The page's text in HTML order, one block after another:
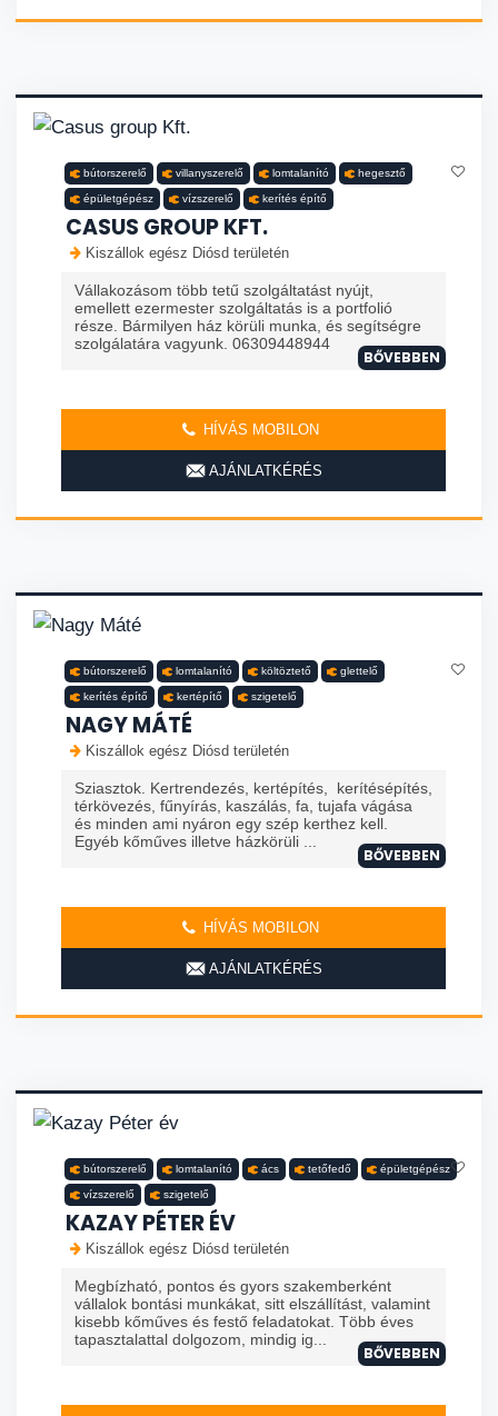
bútorszerelő villanyszerelő lomtalanító hegesztő
épületgépész vízszerelő kerítés építő
CASUS GROUP KFT.
Kiszállok egész Diósd területén
Vállakozásom több tetű szolgáltatást nyújt,
emellett ezermester szolgáltatás is a portfolió
része. Bármilyen ház körüli munka, és segítségre
szolgálatára vagyunk. 06309448944
BŐVEBBEN
HÍVÁS MOBILON
AJÁNLATKÉRÉS
bútorszerelő lomtalanító költöztető glettelő
kerítés építő kertépítő szigetelő
NAGY MÁTÉ
Kiszállok egész Diósd területén
Sziasztok. Kertrendezés, kertépítés, kerítésépítés,
térkövezés, fűnyírás, kaszálás, fa, tujafa vágása
és minden ami nyáron egy szép kerthez kell.
Egyéb kőműves illetve házkörüli ...
BŐVEBBEN
HÍVÁS MOBILON
AJÁNLATKÉRÉS
bútorszerelő lomtalanító ács tetőfedő épületgépész
vízszerelő szigetelő
KAZAY PÉTER ÉV
Kiszállok egész Diósd területén
Megbízható, pontos és gyors szakemberként
vállalok bontási munkákat, sitt elszállítást, valamint
kisebb kőműves és festő feladatokat. Több éves
tapasztalattal dolgozom, mindig ig...
BŐVEBBEN